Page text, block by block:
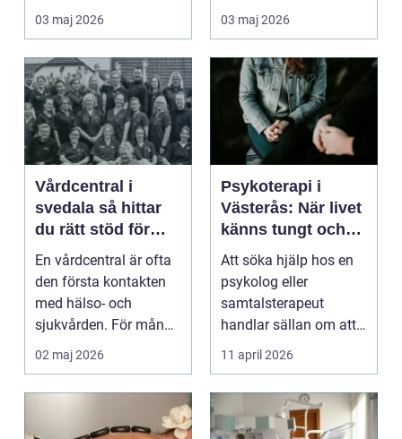
03 maj 2026
ork och humör. Många
går länge ...
03 maj 2026
Vårdcentral i
svedala så hittar
du rätt stöd för
hela familjen
En vårdcentral är ofta
den första kontakten
med hälso- och
sjukvården. För många
i Svedala handlar v...
02 maj 2026
Psykoterapi i
Västerås: När livet
känns tungt och
du behöver prata
med någon
Att söka hjälp hos en
psykolog eller
samtalsterapeut
handlar sällan om att
vara svag....
11 april 2026